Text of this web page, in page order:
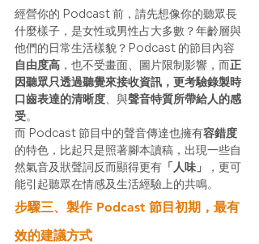
經營你的 Podcast 前，請先想像你的聽眾長
什麼樣子，是女性或男性占大多數？年齡層與
他們的日常生活樣貌？Podcast 的節目內容
自由度高 ，也不受畫面、圖片限制影響，而正
因聽眾只透過聽覺來接收資訊，更考驗錄製時
口齒表達的清晰度、與聲音特質所帶給人的感
受。
而 Podcast 節目中的聲音傳達也擁有容錯度
的特色，比起只是照著腳本讀稿，出現一些自
然氣音及狀聲詞反而顯得更有 「人味」
，更可
能引起聽眾在情感及生活經驗上的共鳴。
步驟三、製作 Podcast 節目初期，最有
效的建議方式